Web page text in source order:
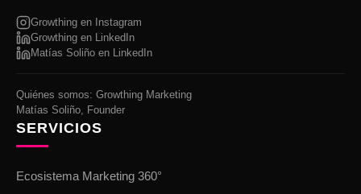
Growthing en Instagram
Growthing en LinkedIn
Matías Soliño en LinkedIn
Quiénes somos: Growthing Marketing
Matías Soliño, Founder
SERVICIOS
Ecosistema Marketing 360°